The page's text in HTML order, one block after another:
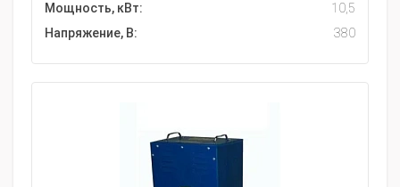
Мощность, кВт:
10,5
Напряжение, В:
380